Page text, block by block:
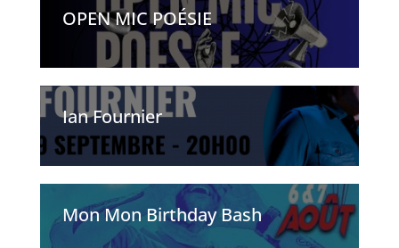
OPEN MIC POÉSIE
Ian Fournier
Mon Mon Birthday Bash